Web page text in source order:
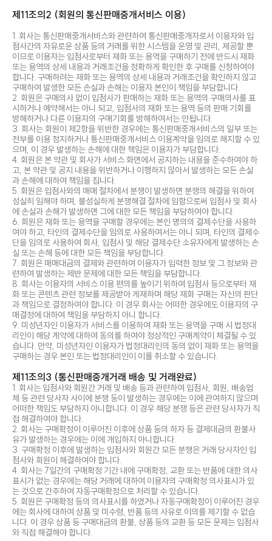
제11조의2 (회원의 통신판매중개서비스 이용)
1. 회사는 통신판매중개서비스와 관련하여 통신판매중개자로서 이용자와 입
점사간의 자유로운 상품 등의 거래를 위한 시스템을 운영 및 관리, 제공할 뿐
이므로 이용자는 입점사로부터 재화 또는 용역을 구매하기 전에 반드시 재화
또는 용역의 상세 내용과 거래조건을 정확하게 확인한 후 구매를 신청하여야
합니다. 구매하려는 재화 또는 용역의 상세 내용과 거래조건을 확인하지 않고
구매하여 발생한 모든 손실과 손해는 이용자 본인이 책임을 부담합니다.
2. 회원은 구매의사 없이 입점사가 판매하는 재화 또는 용역의 구매의사를 표
시하거나 예약해서는 아니 되고, 입점사의 재화 또는 용역 등의 판매 기회를
방해하거나 다른 이용자의 구매기회를 방해하여서는 안됩니다.
3. 회사는 회원이 제2항을 위반한 경우에는 통신판매중개서비스의 일부 또는
전부를 이용 정지하거나 통신판매중개서비스 이용계약을 임의로 해지할 수 있
으며, 이 경우 발생하는 손해에 대한 책임은 이용자가 부담합니다.
4. 회원은 본 약관 및 회사가 서비스 화면에서 공지하는 내용을 준수하여야 하
고, 본 약관 및 공지 내용을 위반하거나 이행하지 않아서 발생하는 모든 손실
과 손해에 대하여 책임을 집니다.
5. 회원은 입점사와의 매매 절차에서 분쟁이 발생하면 분쟁의 해결을 위하여
성실히 임해야 하며, 불성실하게 분쟁해결 절차에 임함으로써 입점사 및 회사
에 손실과 손해가 발생하면 그에 대한 모든 책임을 부담하여야 합니다.
6. 회원은 재화 또는 용역을 구매할 경우에는 본인 명의의 결제수단을 사용하
여야 하고, 타인의 결제수단을 임의로 사용하여서는 아니 되며, 타인의 결제수
단을 임의로 사용하여 회사, 입점사 및 해당 결제수단 소유자에게 발생하는 손
실 또는 손해 등에 대한 모든 책임을 부담합니다.
7. 회원은 매매대금의 결제와 관련하여 이용자가 입력한 정보 및 그 정보와 관
련하여 발생하는 제반 문제에 대한 모든 책임을 부담합니다.
8. 회사는 이용자의 서비스 이용 편의를 높이기 위하여 입점사 등으로부터 재
화 또는 콘텐츠 관련 정보를 제공받아 게재하며 해당 재화 구매는 자신의 판단
과 책임으로 결정하여야 합니다. 이 경우 회사는 어떠한 경우에도 이용자의 구
매결정에 대하여 책임을 부담하지 아니 합니다.
9. 미성년자인 이용자가 서비스를 이용하여 재화 또는 용역을 구매 시 법정대
리인이 해당 계약에 대하여 동의를 하여야 정상적인 구매계약이 체결될 수 있
습니다. 만약, 미성년자인 이용자가 법정대리인의 동의 없이 재화 또는 용역을
구매하는 경우 본인 또는 법정대리인이 이를 취소할 수 있습니다.
제11조의3 (통신판매중개거래 배송 및 거래완료)
1. 회사는 입점사와 회원간 거래 및 배송 등과 관련하여 입점사, 회원, 배송업
체 등 관련 당사자 사이에 분쟁 등이 발생하는 경우에는 이에 관여하지 않으며
어떠한 책임도 부담하지 아니합니다. 이 경우 해당 분쟁 등은 관련 당사자가 직
접 해결하여야 합니다.
2. 회사는 구매확정이 이루어진 이후에 상품 등의 하자 등 결제대금의 환불사
유가 발생하는 경우에는 이에 개입하지 아니합니다.
3. 구매확정 이후에 발생하는 입점사와 회원간 모든 분쟁은 거래 당사자인 입
점사와 회원이 해결하여야 합니다.
4. 회사는 7일간의 구매확정 기간 내에 구매확정, 교환 또는 반품에 대한 의사
표시가 없는 경우에는 해당 거래에 대하여 이용자의 구매확정 의사표시가 있
는 것으로 간주하여 자동구매확정으로 처리할 수 있습니다.
5. 회원은 구매확정 등의 의사표시를 하였거나 자동구매확정이 이루어진 경우
에는 회사에 대하여 상품 및 미수령, 반품 등의 사유로 이의를 제기할 수 없습
니다. 이 경우 상품 등 구매대금의 환불, 상품 등의 교환 등 모든 문제는 입점사
와 직접 해결해야 합니다.